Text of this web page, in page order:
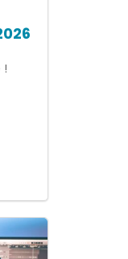
!